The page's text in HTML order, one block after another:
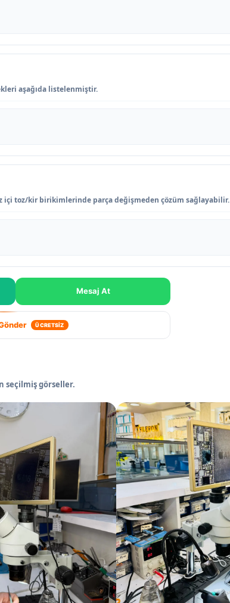
aşağıda listelenmiştir.
içi toz/kir birikimlerinde parça değişmeden çözüm sağlayabilir.
Mesaj At
ÜCRETSİZ
seçilmiş görseller.